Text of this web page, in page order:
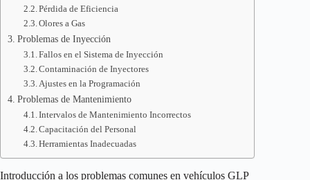
Pérdida de Eficiencia
Olores a Gas
Problemas de Inyección
Fallos en el Sistema de Inyección
Contaminación de Inyectores
Ajustes en la Programación
Problemas de Mantenimiento
Intervalos de Mantenimiento Incorrectos
Capacitación del Personal
Herramientas Inadecuadas
Introducción a los problemas comunes en vehículos GLP